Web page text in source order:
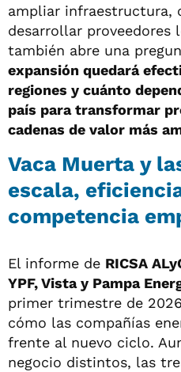
ampliar infraestructura,
desarrollar proveedores
también abre una
expansión quedará
regiones y cuánto
país para transformar
cadenas de valor más
Vaca Muerta y
escala,
competencia
El informe de RICSA
YPF, Vista y Pampa
primer trimestre de
cómo las compañías
frente al nuevo ciclo.
negocio distintos, las